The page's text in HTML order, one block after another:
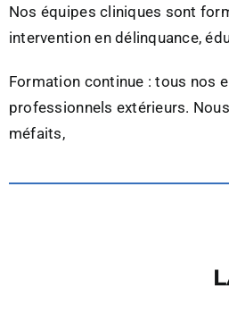
Nos équipes cliniques sont
intervention en délinquance,
Formation continue : tous nos
professionnels extérieurs.
méfaits,